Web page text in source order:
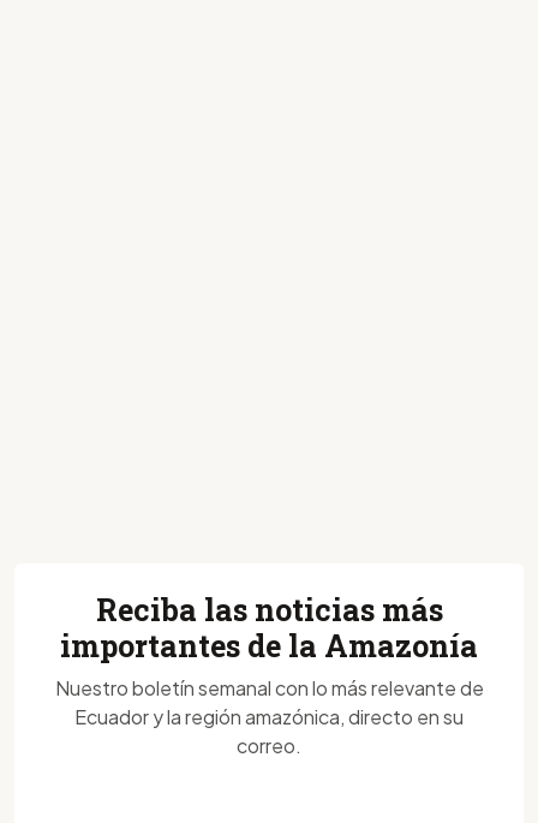
Reciba las noticias más
importantes de la Amazonía
Nuestro boletín semanal con lo más relevante de
Ecuador y la región amazónica, directo en su
correo.